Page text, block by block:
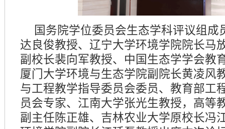
国务院学位委员会生态学科评议组成
达良俊教授、辽宁大学环境学院院长马
副校长裴向军教授、中国生态学学会教
厦门大学环境与生态学院副院长黄凌风
与工程教学指导委员会委员、教育部工
员会专家、江南大学张光生教授，高等
副主任陈正雄、吉林农业大学原校长冯